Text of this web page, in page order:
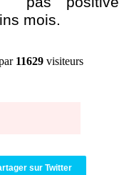
mois.
11629visiteurs
sur Twitter